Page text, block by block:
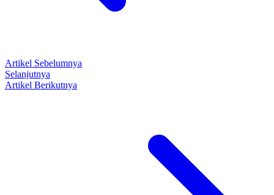
Artikel Sebelumnya
Selanjutnya
Artikel Berikutnya